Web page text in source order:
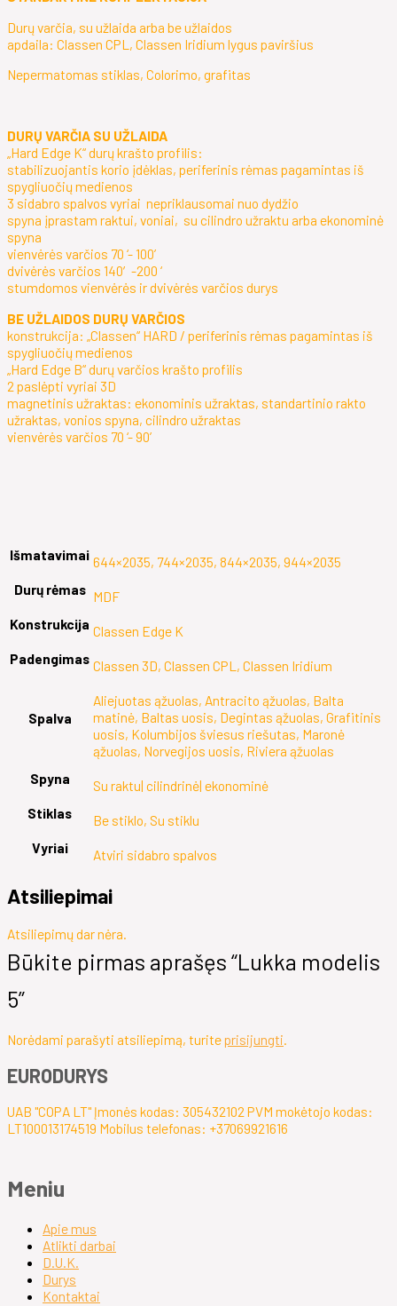
Durų varčia, su užlaida arba be užlaidos
apdaila: Classen CPL, Classen Iridium lygus paviršius
Nepermatomas stiklas, Colorimo, grafitas
DURŲ VARČIA SU UŽLAIDA
„Hard Edge K“ durų krašto profilis:
stabilizuojantis korio įdėklas, periferinis rėmas pagamintas iš
spygliuočių medienos
3 sidabro spalvos vyriai nepriklausomai nuo dydžio
spyna įprastam raktui, voniai, su cilindro užraktu arba ekonominė
spyna
vienvėrės varčios 70 ‘- 100’
dvivėrės varčios 140′-200 ‘
stumdomos vienvėrės ir dvivėrės varčios durys
BE UŽLAIDOS DURŲ VARČIOS
konstrukcija: „Classen“ HARD / periferinis rėmas pagamintas iš
spygliuočių medienos
„Hard Edge B“ durų varčios krašto profilis
2 paslėpti vyriai 3D
magnetinis užraktas: ekonominis užraktas, standartinio rakto
užraktas, vonios spyna, cilindro užraktas
vienvėrės varčios 70 ‘- 90’
Išmatavimai 644×2035, 744×2035, 844×2035, 944×2035
Durų rėmas MDF
Konstrukcija Classen Edge K
Padengimas Classen 3D, Classen CPL, Classen Iridium
Spalva
Aliejuotas ąžuolas, Antracito ąžuolas, Balta
matinė, Baltas uosis, Degintas ąžuolas, Grafitinis
uosis, Kolumbijos šviesus riešutas, Maronė
ąžuolas, Norvegijos uosis, Riviera ąžuolas
Spyna
Su raktu| cilindrinė| ekonominė
Stiklas
Be stiklo, Su stiklu
Vyriai
Atviri sidabro spalvos
Atsiliepimai
Atsiliepimų dar nėra.
Būkite pirmas aprašęs “Lukka modelis
5”
Norėdami parašyti atsiliepimą, turiteprisijungti
EURODURYS
UAB "COPA LT" Įmonės kodas: 305432102 PVM mokėtojo kodas:
LT100013174519 Mobilus telefonas: +37069921616
Meniu
Apie mus
Atlikti darbai
D.U.K.
Durys
Kontaktai